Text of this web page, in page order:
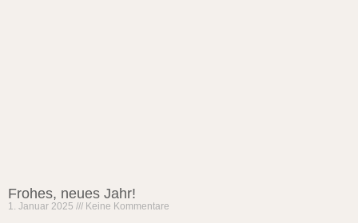
Frohes, neues Jahr!
1. Januar 2025 Keine Kommentare